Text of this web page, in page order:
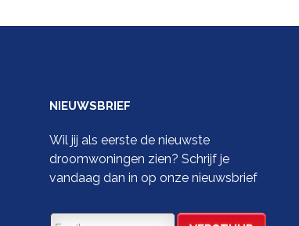
NIEUWSBRIEF
Wil jij als eerste de nieuwste
droomwoningen zien? Schrijf je
vandaag dan in op onze nieuwsbrief